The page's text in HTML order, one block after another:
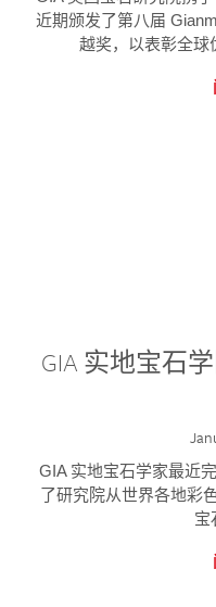
近期颁发了第八届
越奖，以表彰全球
GIA 实地宝石
GIA 实地宝石学家最近
了研究院从世界各地彩
宝